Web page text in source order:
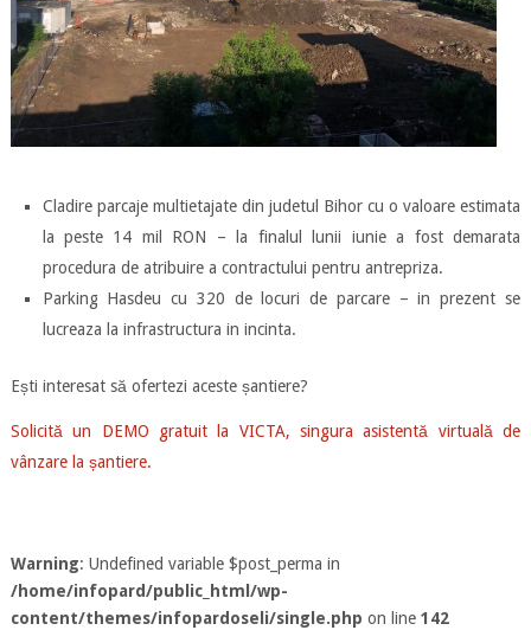
Cladire parcaje multietajate din judetul Bihor cu o valoare estimata
la peste 14 mil RON – la finalul lunii iunie a fost demarata
procedura de atribuire a contractului pentru antrepriza.
Parking Hasdeu cu 320 de locuri de parcare – in prezent se
lucreaza la infrastructura in incinta.
Ești interesat să ofertezi aceste șantiere?
Solicită un DEMO gratuit la VICTA, singura asistentă virtuală de
vânzare la șantiere.
Warning: Undefined variable $post_perma in
/home/infopard/public_html/wp-
content/themes/infopardoseli/single.php on line 142